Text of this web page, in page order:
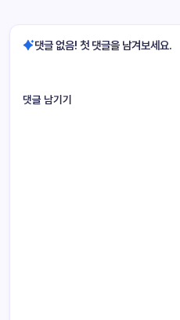
댓글 없음! 첫 댓글을 남겨보세요.
댓글 남기기